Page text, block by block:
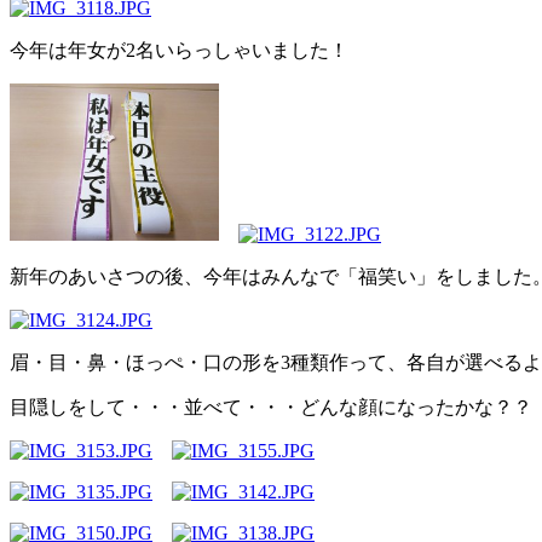
今年は年女が2名いらっしゃいました！
新年のあいさつの後、今年はみんなで「福笑い」をしました。
眉・目・鼻・ほっぺ・口の形を3種類作って、各自が選べるよ
目隠しをして・・・並べて・・・どんな顔になったかな？？